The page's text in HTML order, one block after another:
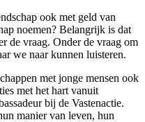
ook met geld van
noemen? Belangrijk is dat
de vraag. Onder de vraag om
we naar kunnen luisteren.
met jonge mensen ook
met het hart vanuit
bij de Vastenactie.
manier van leven, hun